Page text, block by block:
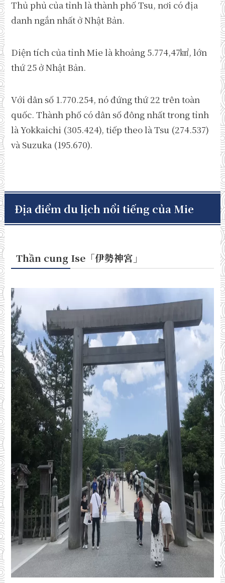
Thủ phủ của tỉnh là thành phố Tsu, nơi có địa
danh ngắn nhất ở Nhật Bản.
Diện tích của tỉnh Mie là khoảng 5.774,47㎢, lớn
thứ 25 ở Nhật Bản.
Với dân số 1.770.254, nó đứng thứ 22 trên toàn
quốc. Thành phố có dân số đông nhất trong tỉnh
là Yokkaichi (305.424), tiếp theo là Tsu (274.537)
và Suzuka (195.670).
Địa điểm du lịch nổi tiếng của Mie
Thần cung Ise「伊勢神宮 」